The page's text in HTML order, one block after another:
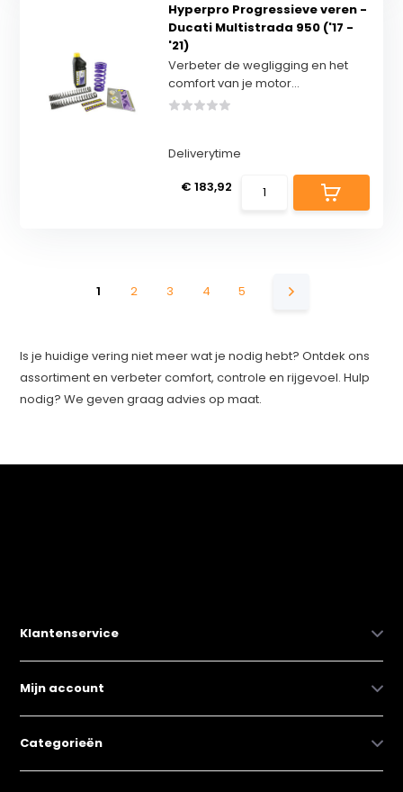
Hyperpro Progressieve veren -
Ducati Multistrada 950 ('17 -
'21)
Verbeter de wegligging en het
comfort van je motor...
Deliverytime
€ 183,92
1 2 3 4 5
Is je huidige vering niet meer wat je nodig hebt? Ontdek ons
assortiment en verbeter comfort, controle en rijgevoel. Hulp
nodig? We geven graag advies op maat.
Klantenservice
Mijn account
Categorieën